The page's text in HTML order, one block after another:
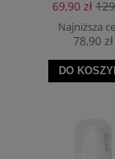
69,90 zł
Najniższa
78,90 zł
DO